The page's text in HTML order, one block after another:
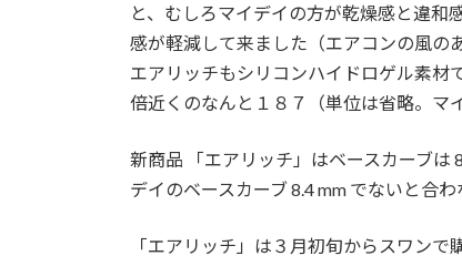
と、むしろマイデイの方が乾燥感と違和
感が軽減して来ました（エアコンの風の
エアリッチもシリコンハイドロゲル素材
倍近くのなんと１８７（単位は省略。マ
新商品 「エアリッチ」はベースカーブは
デイのベースカーブ 8.4 mm でないと合わ
「エアリッチ」は３月初旬からスワンで